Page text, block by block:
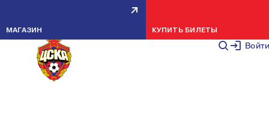
Войти
МАГАЗИН КУПИТЬ БИЛЕТЫ